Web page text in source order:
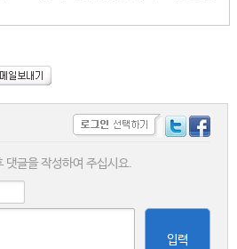
댓글을 작성하여 주십시요.
입력